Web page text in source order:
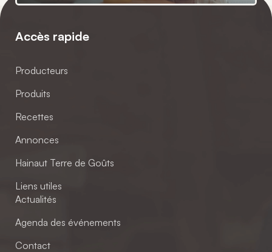
Accès rapide
Producteurs
Produits
Recettes
Annonces
Hainaut Terre de Goûts
Liens utiles
Actualités
Agenda des événements
Contact